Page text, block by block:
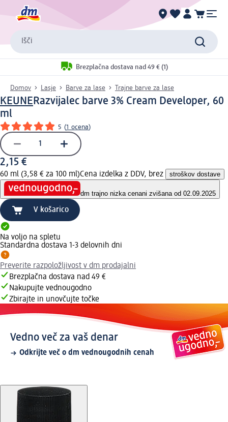
Išči
Brezplačna dostava nad 49 € (1)
Domov Lasje Barve za lase Trajne barve za lase
KEUNERazvijalec barve 3% Cream Developer, 60
ml
5 (1 ocena)
2,15 €
60 ml (3,58 € za 100 ml)Cena izdelka z DDV, brez stroškov dostave
dm trajno nizka cenani zvišana od 02.09.2025
V košarico
Na voljo na spletu
Standardna dostava 1-3 delovnih dni
Preverite razpoložljivost v dm prodajalni
Brezplačna dostava nad 49 €
Nakupujte vednougodno
Zbirajte in unovčujte točke
Vedno več za vaš denar
Odkrijte več o dm vednougodnih cenah